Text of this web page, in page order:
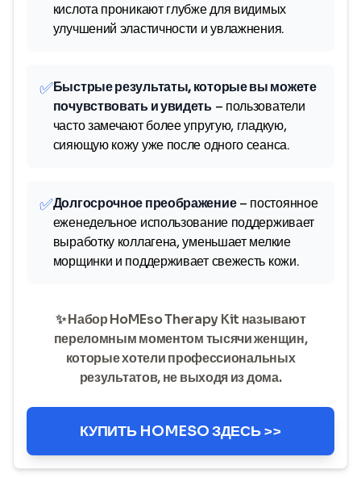
кислота проникают глубже для видимых
улучшений эластичности и увлажнения.
✅Быстрые результаты, которые вы можете
почувствовать и увидеть– пользователи
часто замечают более упругую, гладкую,
сияющую кожу уже после одного сеанса.
✅Долгосрочное преображение– постоянное
еженедельное использование поддерживает
выработку коллагена, уменьшает мелкие
морщинки и поддерживает свежесть кожи.
✨ Набор HoMEso Therapy Kit называют
переломным моментом тысячи женщин,
которые хотели профессиональных
результатов, не выходя из дома.
КУПИТЬ HOMESO ЗДЕСЬ >>